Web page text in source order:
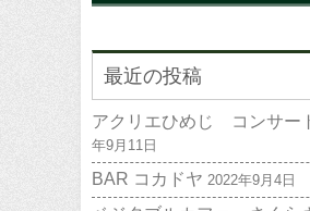
最近の投稿
アクリエひめじ コンサー
年9月11日
BAR コカドヤ 2022年9月4日